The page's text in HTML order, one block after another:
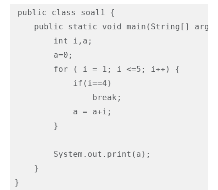
public class soal1 {
public static void main(String[]
        int i,a;
        a=0;
        for ( i = 1; i <=5; i++) {
            if(i==4)
                break;
            a = a+i;
        }
        System.out.print(a);
    }
}